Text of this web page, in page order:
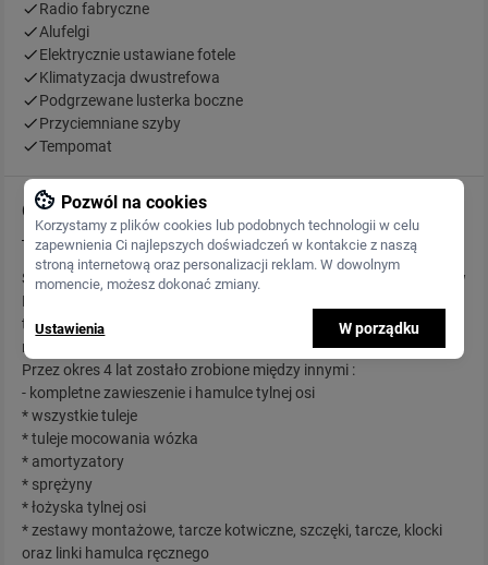
Radio fabryczne
Alufelgi
Elektrycznie ustawiane fotele
Klimatyzacja dwustrefowa
Podgrzewane lusterka boczne
Przyciemniane szyby
Tempomat
Opis
S-klasa sprowadzona przeze mnie na początku 2016 roku. Auto w
Niemczech posiadało tylko jednego właściciela. Samochód stał
tam nieużywany kilka lat. Po zakupie dokonałem wszelkich
niezbędnych napraw i wymian eksploatacyjnych.
Przez okres 4 lat zostało zrobione między innymi :
- kompletne zawieszenie i hamulce tylnej osi
* wszystkie tuleje
* tuleje mocowania wózka
* amortyzatory
* sprężyny
* łożyska tylnej osi
* zestawy montażowe, tarcze kotwiczne, szczęki, tarcze, klocki
oraz linki hamulca ręcznego
Pozwól na cookies
Korzystamy z plików cookies lub podobnych technologii w celu
zapewnienia Ci najlepszych doświadczeń w kontakcie z naszą
stroną internetową oraz personalizacji reklam. W dowolnym
momencie, możesz dokonać zmiany.
Ustawienia W porządku